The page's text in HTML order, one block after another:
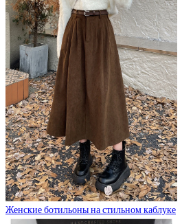
Женские ботильоны на стильном каблуке